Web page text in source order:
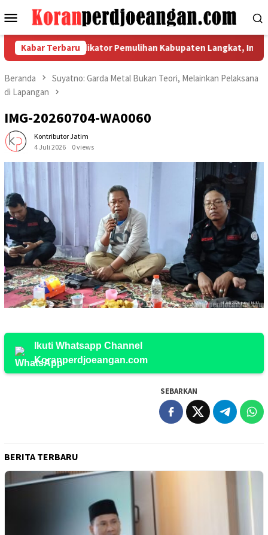
ke
Menu
Mobile
Kabar Terbaru
Koordinasi Indikator Pemulihan Kabupaten Langkat, Ini Hasil
Beranda
Suyatno: Garda Metal Bukan Teori, Melainkan Pelaksana
di Lapangan
IMG-20260704-WA0060
Kontributor Jatim
4 Juli 2026
0 views
Ikuti Whatsapp Channel
Koranperdjoeangan.com
SEBARKAN
BERITA TERBARU